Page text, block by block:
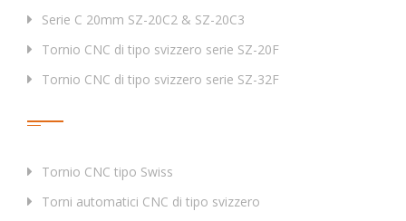
Serie C 20mm SZ-20C2 & SZ-20C3
Tornio CNC di tipo svizzero serie SZ-20F
Tornio CNC di tipo svizzero serie SZ-32F
Tornio CNC tipo Swiss
Torni automatici CNC di tipo svizzero